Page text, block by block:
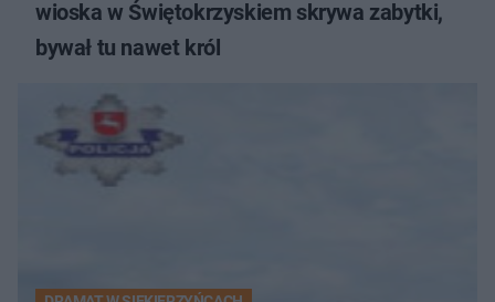
wioska w Świętokrzyskiem skrywa zabytki,
bywał tu nawet król